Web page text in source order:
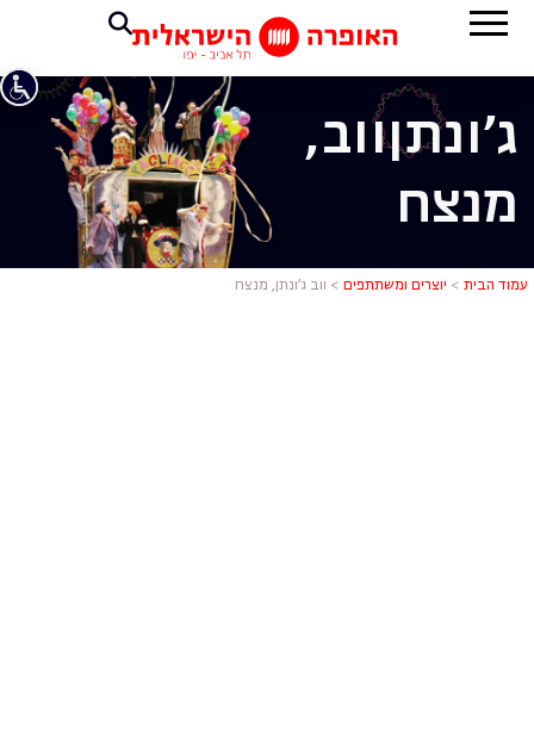
ווב ג'ונתן,
ג'ונתןווב,
מנצח
עמוד הבית > יוצרים ומשתתפים > ווב ג’ונתן, מנצח